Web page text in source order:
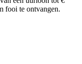
fooi te ontvangen.